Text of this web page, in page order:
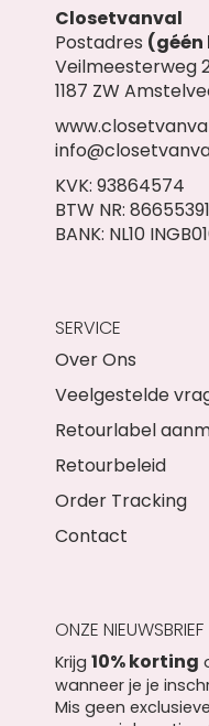
Closetvanval
Postadres (géén
Veilmeesterweg
1187 ZW
KVK: 93864574
BTW NR:
BANK: NL10
SERVICE
Over Ons
Veelgestelde
Retourlabel
Retourbeleid
Order Tracking
Contact
ONZE NIEUWSBRIEF
Krijg 10% korting
wanneer je je
Mis geen